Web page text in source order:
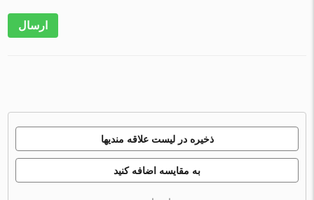
ارسال
ذخیره در لیست علاقه مندیها
به مقایسه اضافه کنید